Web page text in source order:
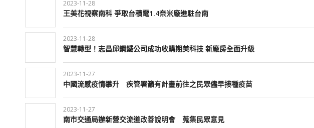
2023-11-28
王美花視察南科 爭取台積電1.4奈米廠進駐台南
2023-11-28
智慧轉型！志昌邱鋼鐵公司成功收購期美科技 新廠房全面升級
2023-11-27
中國流感疫情攀升 疾管署籲有計畫前往之民眾儘早接種疫苗
2023-11-27
南市交通局辦新營交流道改善說明會 蒐集民眾意見